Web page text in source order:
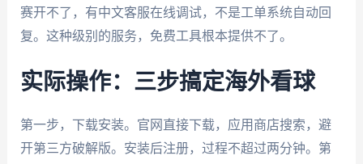
赛开不了，有中文客服在线调试，不是工单系统自动回
复。这种级别的服务，免费工具根本提供不了。
实际操作：三步搞定海外看球
第一步，下载安装。官网直接下载，应用商店搜索，避
开第三方破解版。安装后注册，过程不超过两分钟。第